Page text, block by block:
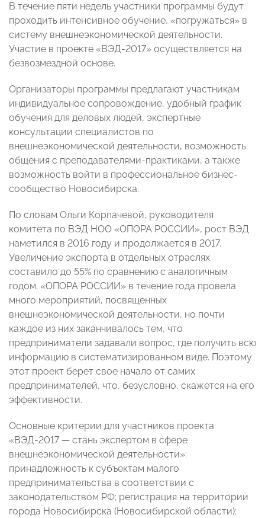
В течение пяти недель участники программы будут
проходить интенсивное обучение, «погружаться» в
систему внешнеэкономической деятельности.
Участие в проекте «ВЭД-2017» осуществляется на
безвозмездной основе.
Организаторы программы предлагают участникам
индивидуальное сопровождение, удобный график
обучения для деловых людей, экспертные
консультации специалистов по
внешнеэкономической деятельности, возможность
общения с преподавателями-практиками, а также
возможность войти в профессиональное бизнес-
сообщество Новосибирска.
По словам Ольги Корпачевой, руководителя
комитета по ВЭД НОО «ОПОРА РОССИИ», рост ВЭД
наметился в 2016 году и продолжается в 2017.
Увеличение экспорта в отдельных отраслях
составило до 55% по сравнению с аналогичным
годом. «ОПОРА РОССИИ» в течение года провела
много мероприятий, посвященных
внешнеэкономической деятельности, но почти
каждое из них заканчивалось тем, что
предприниматели задавали вопрос, где получить всю
информацию в систематизированном виде. Поэтому
этот проект берет свое начало от самих
предпринимателей, что, безусловно, скажется на его
эффективности.
Основные критерии для участников проекта
«ВЭД-2017 — стань экспертом в сфере
внешнеэкономической деятельности»:
принадлежность к субъектам малого
предпринимательства в соответствии с
законодательством РФ; регистрация на территории
города Новосибирска (Новосибирской области);